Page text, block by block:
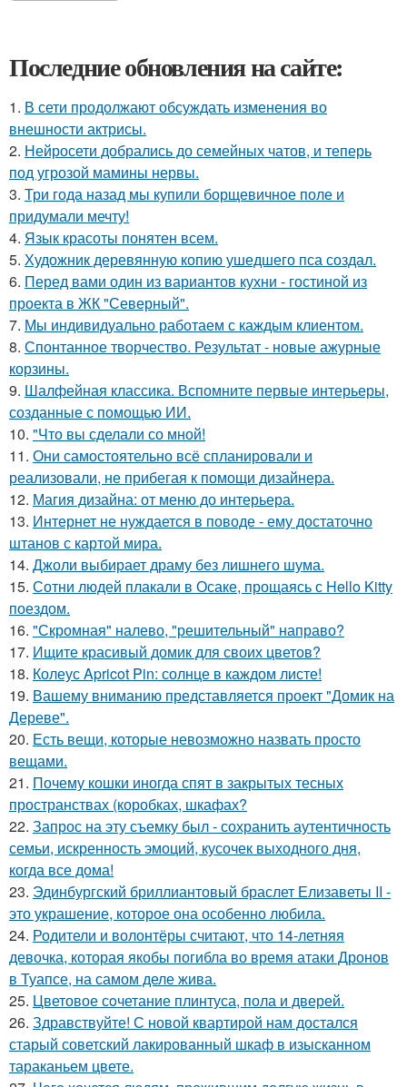
Последние обновления на сайте:
1. В сети продолжают обсуждать изменения во
внешности актрисы.
2. Нейросети добрались до семейных чатов, и теперь
под угрозой мамины нервы.
3. Три года назад мы купили борщевичное поле и
придумали мечту!
4. Язык красоты понятен всем.
5. Художник деревянную копию ушедшего пса создал.
6. Перед вами один из вариантов кухни - гостиной из
проекта в ЖК "Северный".
7. Мы индивидуально работаем с каждым клиентом.
8. Спонтанное творчество. Результат - новые ажурные
корзины.
9. Шалфейная классика. Вспомните первые интерьеры,
созданные с помощью ИИ.
10. "Что вы сделали со мной!
11. Они самостоятельно всё спланировали и
реализовали, не прибегая к помощи дизайнера.
12. Магия дизайна: от меню до интерьера.
13. Интернет не нуждается в поводе - ему достаточно
штанов с картой мира.
14. Джоли выбирает драму без лишнего шума.
15. Сотни людей плакали в Осаке, прощаясь с Hello Kitty
поездом.
16. "Скромная" налево, "решительный" направо?
17. Ищите красивый домик для своих цветов?
18. Колеус Apricot Pin: солнце в каждом листе!
19. Вашему вниманию представляется проект "Домик на
Дереве".
20. Есть вещи, которые невозможно назвать просто
вещами.
21. Почему кошки иногда спят в закрытых тесных
пространствах (коробках, шкафах?
22. Запрос на эту съемку был - сохранить аутентичность
семьи, искренность эмоций, кусочек выходного дня,
когда все дома!
23. Эдинбургский бриллиантовый браслет Елизаветы II -
это украшение, которое она особенно любила.
24. Родители и волонтёры считают, что 14-летняя
девочка, которая якобы погибла во время атаки Дронов
в Туапсе, на самом деле жива.
25. Цветовое сoчетание плинтуса, пола и дверей.
26. Здравствуйте! С новой квартирой нам достался
старый советский лакированный шкаф в изысканном
тараканьем цвете.